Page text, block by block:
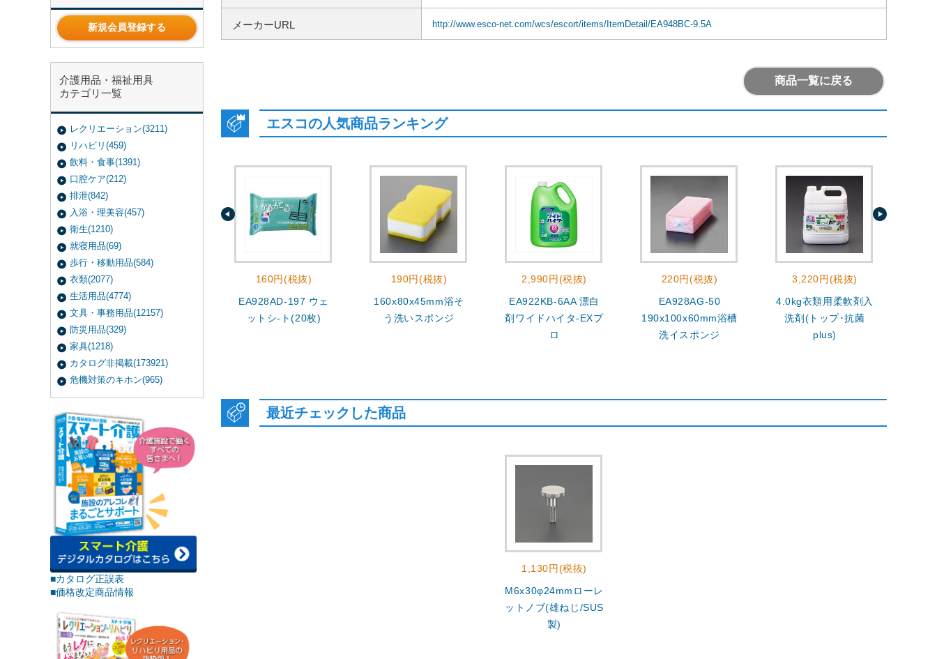
新規会員登録する
介護用品・福祉用具
カテゴリ一覧
レクリエーション(3211)
リハビリ(459)
飲料・食事(1391)
口腔ケア(212)
排泄(842)
入浴・理美容(457)
衛生(1210)
就寝用品(69)
歩行・移動用品(584)
衣類(2077)
生活用品(4774)
文具・事務用品(12157)
防災用品(329)
家具(1218)
カタログ非掲載(173921)
危機対策のキホン(965)
■カタログ正誤表
■価格改定商品情報
メーカーURL http://www.esco-net.com/wcs/escort/items/ItemDetail/EA948BC-9.5A
商品一覧に戻る
エスコの人気商品ランキング
160円(税抜)
EA928AD-197 ウェ
ットシ-ト(20枚)
190円(税抜)
160x80x45mm浴そ
う洗いスポンジ
2,990円(税抜)
EA922KB-6AA 漂白
剤ワイドハイタ-EXプ
ロ
220円(税抜)
EA928AG-50
190x100x60mm浴槽
洗イスポンジ
3,220円(税抜)
4.0kg衣類用柔軟剤入
洗剤(トップ･抗菌
plus)
最近チェックした商品
1,130円(税抜)
M6x30φ24mmローレ
ットノブ(雄ねじ/SUS
製)